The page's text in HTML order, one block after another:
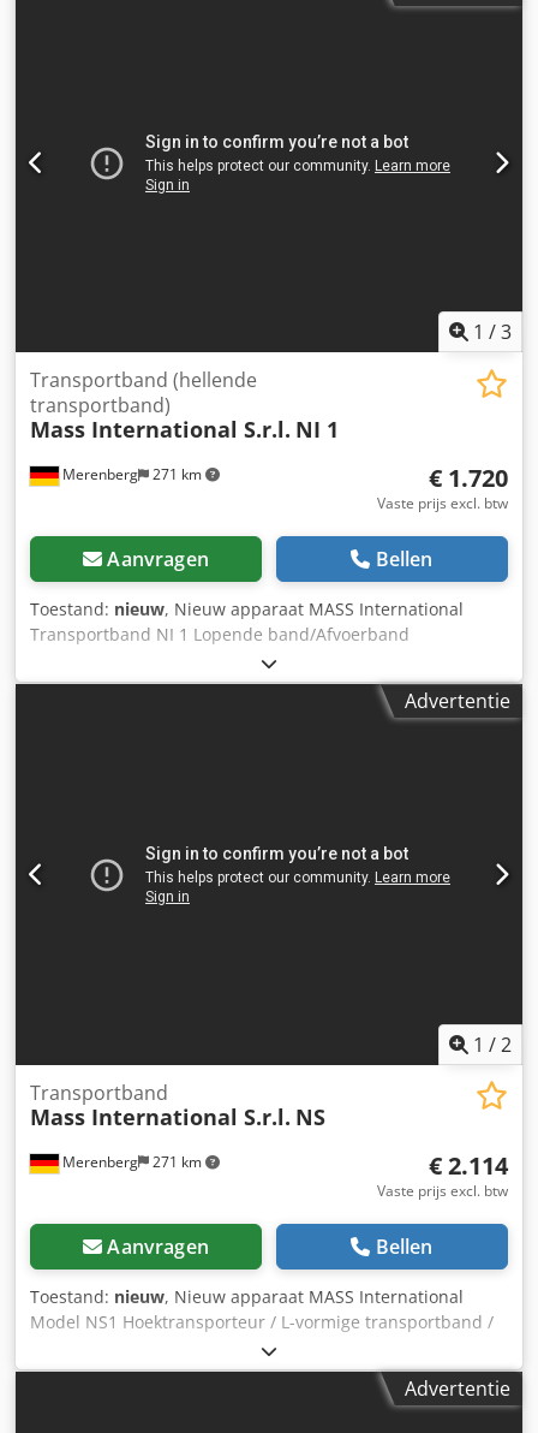
Kleur zwart L-balken Balkafstand 500 mm Balkhoogte 30
mm Bandsnelheid 3 m/min Standaardbesturing met
noodstop/stopknop Rijdbaar op zwenkbare steunen met
1 /3
Merenberg 271 km
Transportband (hellende
transportband)
Mass International S.r.l. NI 1
€ 1.720
Vaste prijs excl. btw
Aanvragen Bellen
Toestand: nieuw, Nieuw apparaat MASS International
Transportband NI 1 Lopende band/Afvoerband
Hoekverstelbaar transportband met trechter in het
invoergedeelte Op korte termijn leverbaar Voorbeeld: NI 1
Lengte: 1500 mm Nuttige breedte: 250 mm Buitenbreedte:
klantwens FDA-conforme band Aangepaste bandsnelheid
etc. Dsdpsh Nyp Uofx Aciswa
Advertentie
1 /2
Merenberg 271 km
Transportband
Mass International S.r.l. NS
€ 2.114
Vaste prijs excl. btw
Aanvragen Bellen
Toestand: nieuw, Nieuw apparaat MASS International
Model NS1 Hoektransporteur / L-vormige transportband /
Lopende band Direct leverbaar Verstelbare
hoektransporteur NS1 met opvangplaten in het
invoergedeelte Djdpfxouip Ile Aciewa Voorbeeld zoals
Advertentie